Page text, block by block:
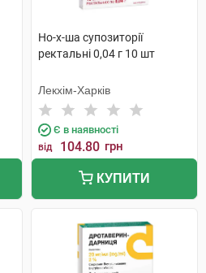
Но-х-ша супозиторії
ректальні 0,04 г 10 шт
Лекхім-Харків
Є в наявності
від 104.80 грн
КУПИТИ